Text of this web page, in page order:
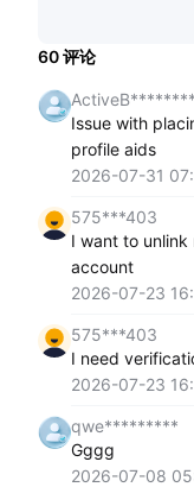
60评论
Issue with
profile aids
2026-07-31
575***403
I want to unlink
account
2026-07-23
575***403
I need
2026-07-23
qwe*********
Gggg
2026-07-08